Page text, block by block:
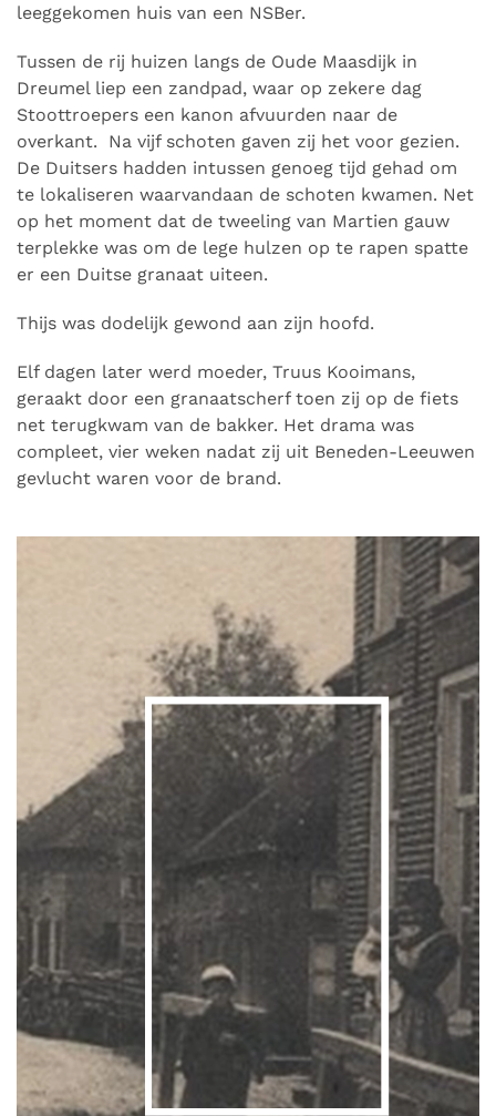
leeggekomen huis van een NSBer.
Tussen de rij huizen langs de Oude Maasdijk in
Dreumel liep een zandpad, waar op zekere dag
Stoottroepers een kanon afvuurden naar de
overkant. Na vijf schoten gaven zij het voor gezien.
De Duitsers hadden intussen genoeg tijd gehad om
te lokaliseren waarvandaan de schoten kwamen. Net
op het moment dat de tweeling van Martien gauw
terplekke was om de lege hulzen op te rapen spatte
er een Duitse granaat uiteen.
Thijs was dodelijk gewond aan zijn hoofd.
Elf dagen later werd moeder, Truus Kooimans,
geraakt door een granaatscherf toen zij op de fiets
net terugkwam van de bakker. Het drama was
compleet, vier weken nadat zij uit Beneden-Leeuwen
gevlucht waren voor de brand.